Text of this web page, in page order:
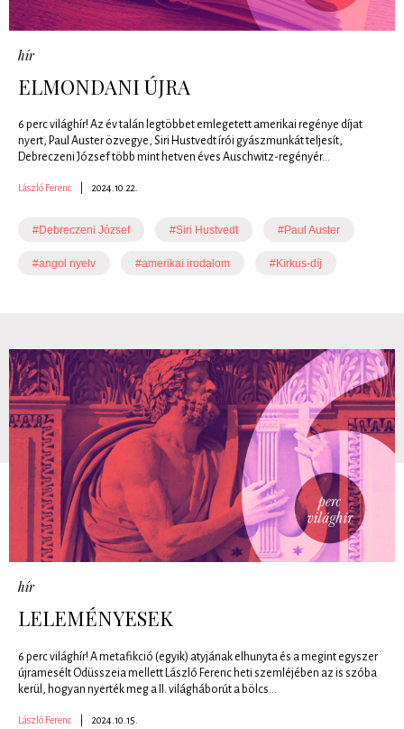
hír
ELMONDANI ÚJRA
6 perc világhír! Az év talán legtöbbet emlegetett amerikai regénye díjat
nyert, Paul Auster özvegye, Siri Hustvedt írói gyászmunkát teljesít,
Debreczeni József több mint hetven éves Auschwitz-regényér...
László Ferenc 2024.10.22.
#Debreczeni József #Siri Hustvedt #Paul Auster
#angol nyelv #amerikai irodalom #Kirkus-díj
hír
LELEMÉNYESEK
6 perc világhír! A metafikció (egyik) atyjának elhunyta és a megint egyszer
újramesélt Odüsszeia mellett László Ferenc heti szemléjében az is szóba
kerül, hogyan nyerték meg a II. világháborút a bölcs...
László Ferenc 2024.10.15.